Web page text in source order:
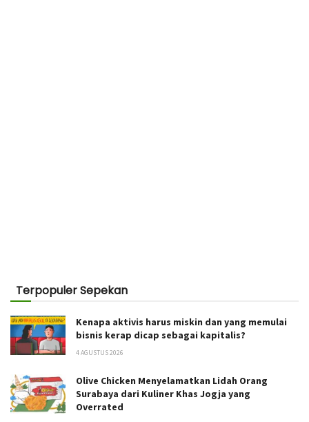
Terpopuler Sepekan
Kenapa aktivis harus miskin dan yang memulai
bisnis kerap dicap sebagai kapitalis?
4 AGUSTUS 2026
Olive Chicken Menyelamatkan Lidah Orang
Surabaya dari Kuliner Khas Jogja yang
Overrated